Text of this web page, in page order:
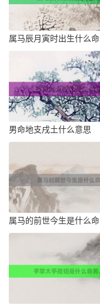
属马辰月寅时出生什么命
男命地支戌土什么意思
属马的前世今生是什么命